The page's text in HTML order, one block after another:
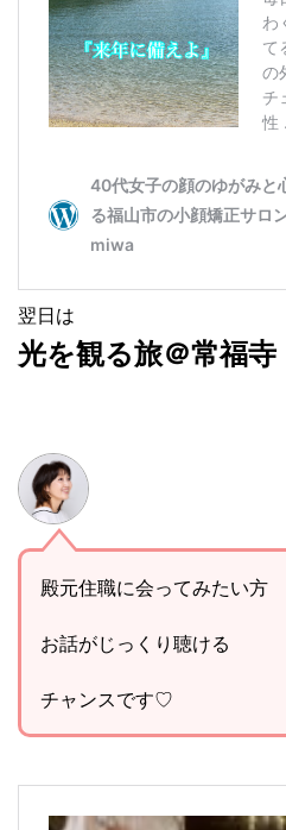
翌日は
光を観る旅＠常福寺
殿元住職に会ってみたい方
お話がじっくり聴ける
チャンスです♡